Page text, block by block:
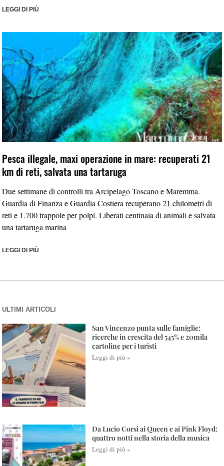
LEGGI DI PIÙ
Pesca illegale, maxi operazione in mare: recuperati 21
km di reti, salvata una tartaruga
Due settimane di controlli tra Arcipelago Toscano e Maremma.
Guardia di Finanza e Guardia Costiera recuperano 21 chilometri di
reti e 1.700 trappole per polpi. Liberati centinaia di animali e salvata
una tartaruga marina
LEGGI DI PIÙ
ULTIMI ARTICOLI
San Vincenzo punta sulle famiglie:
ricerche in crescita del 545% e 20mila
cartoline per i turisti
Leggi di più »
Da Lucio Corsi ai Queen e ai Pink Floyd:
quattro notti nella storia della musica
Leggi di più »